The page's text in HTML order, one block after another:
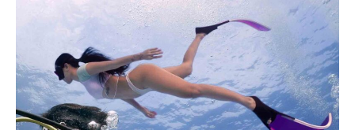
ควร
รู้
ก่อน
เรียน